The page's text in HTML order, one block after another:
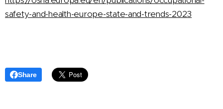
safety-and-health-europe-state-and-trends-2023
Share